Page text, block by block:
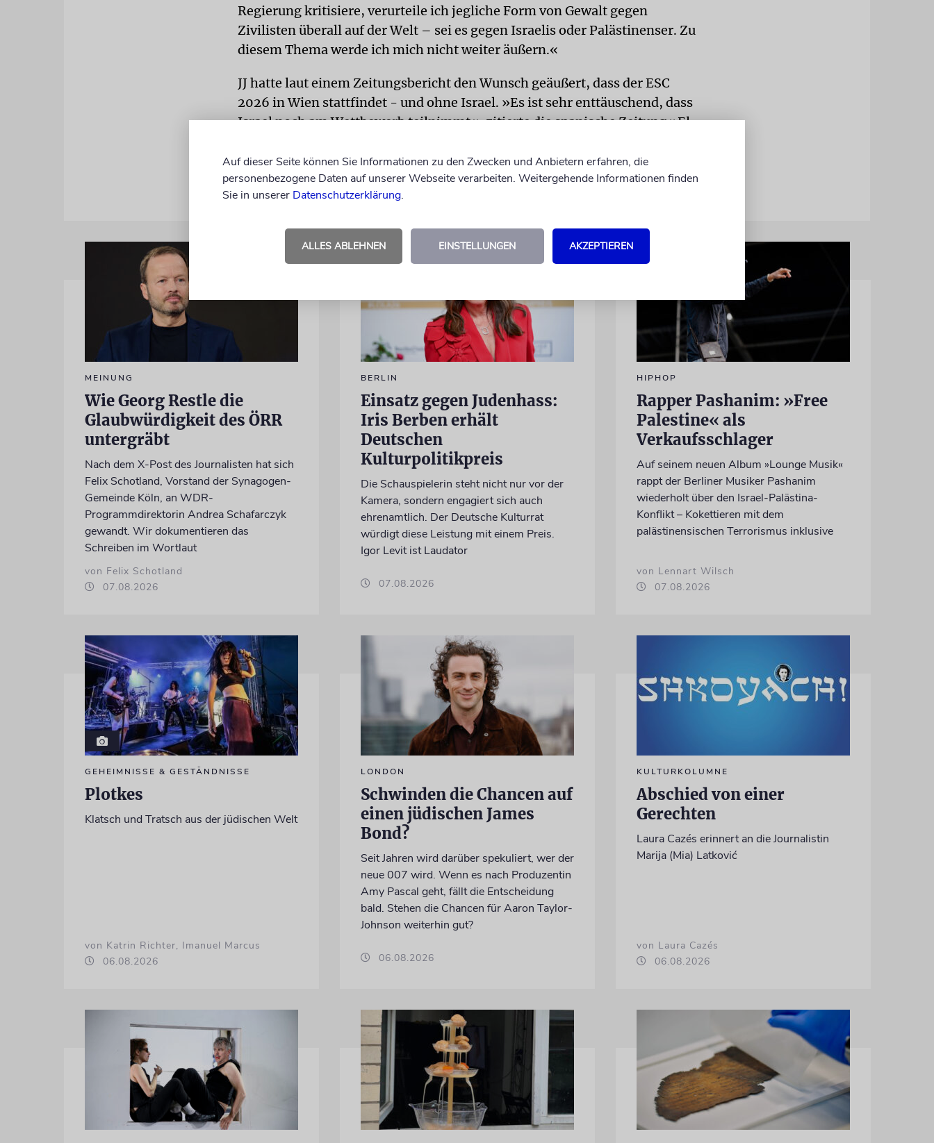
Regierung kritisiere, verurteile ich jegliche Form von Gewalt gegen
Zivilisten überall auf der Welt – sei es gegen Israelis oder Palästinenser. Zu
diesem Thema werde ich mich nicht weiter äußern.«
JJ hatte laut einem Zeitungsbericht den Wunsch geäußert, dass der ESC
2026 in Wien stattfindet - und ohne Israel. »Es ist sehr enttäuschend, dass
Israel noch am Wettbewerb teilnimmt«, zitierte die spanische Zeitung »El
MEINUNG
Wie Georg Restle die
Glaubwürdigkeit des ÖRR
untergräbt
Nach dem X-Post des Journalisten hat sich
Felix Schotland, Vorstand der Synagogen-
Gemeinde Köln, an WDR-
Programmdirektorin Andrea Schafarczyk
gewandt. Wir dokumentieren das
Schreiben im Wortlaut
von Felix Schotland
07.08.2026
BERLIN
Einsatz gegen Judenhass:
Iris Berben erhält
Deutschen
Kulturpolitikpreis
Die Schauspielerin steht nicht nur vor der
Kamera, sondern engagiert sich auch
ehrenamtlich. Der Deutsche Kulturrat
würdigt diese Leistung mit einem Preis.
Igor Levit ist Laudator
07.08.2026
HIPHOP
Rapper Pashanim: »Free
Palestine« als
Verkaufsschlager
Auf seinem neuen Album »Lounge Musik«
rappt der Berliner Musiker Pashanim
wiederholt über den Israel-Palästina-
Konflikt – Kokettieren mit dem
palästinensischen Terrorismus inklusive
von Lennart Wilsch
07.08.2026
GEHEIMNISSE & GESTÄNDNISSE
Plotkes
Klatsch und Tratsch aus der jüdischen Welt
von Katrin Richter, Imanuel Marcus
06.08.2026
LONDON
Schwinden die Chancen auf
einen jüdischen James
Bond?
Seit Jahren wird darüber spekuliert, wer der
neue 007 wird. Wenn es nach Produzentin
Amy Pascal geht, fällt die Entscheidung
bald. Stehen die Chancen für Aaron Taylor-
Johnson weiterhin gut?
06.08.2026
KULTURKOLUMNE
Abschied von einer
Gerechten
Laura Cazés erinnert an die Journalistin
Marija (Mia) Latković
von Laura Cazés
06.08.2026
Auf dieser Seite können Sie Informationen zu den Zwecken und Anbietern erfahren, die
personenbezogene Daten auf unserer Webseite verarbeiten. Weitergehende Informationen finden
Sie in unserer Datenschutzerklärung.
ALLES ABLEHNEN EINSTELLUNGEN AKZEPTIEREN